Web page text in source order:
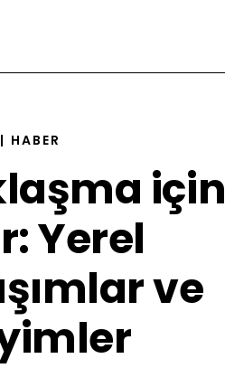
| HABER
için
Yerel
ve